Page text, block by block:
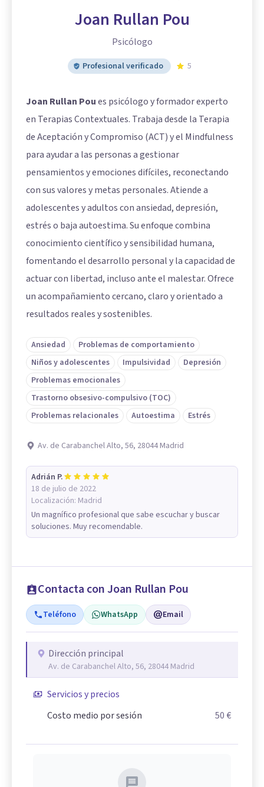
Joan Rullan Pou
Psicólogo
Profesional verificado 5
Joan Rullan Poues psicólogo y formador experto
en Terapias Contextuales. Trabaja desde la Terapia
de Aceptación y Compromiso (ACT) y el Mindfulness
para ayudar a las personas a gestionar
pensamientos y emociones difíciles, reconectando
con sus valores y metas personales. Atiende a
adolescentes y adultos con ansiedad, depresión,
estrés o baja autoestima. Su enfoque combina
conocimiento científico y sensibilidad humana,
fomentando el desarrollo personal y la capacidad de
actuar con libertad, incluso ante el malestar. Ofrece
un acompañamiento cercano, claro y orientado a
resultados reales y sostenibles.
Ansiedad
Problemas de comportamiento
Niños y adolescentes
Impulsividad
Depresión
Problemas emocionales
Trastorno obsesivo-compulsivo (TOC)
Problemas relacionales
Autoestima Estrés
Av. de Carabanchel Alto, 56, 28044 Madrid
Adrián P.
18 de julio de 2022
Localización: Madrid
Un magnífico profesional que sabe escuchar y buscar
soluciones. Muy recomendable.
Contacta con Joan Rullan Pou
Teléfono WhatsApp Email
Dirección principal
Av. de Carabanchel Alto, 56, 28044 Madrid
Servicios y precios
Costo medio por sesión
50 €